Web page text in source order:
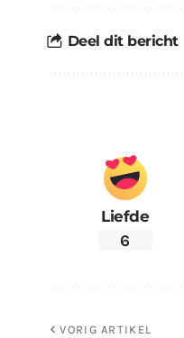
Deel dit bericht
Liefde
6
VORIG ARTIKEL